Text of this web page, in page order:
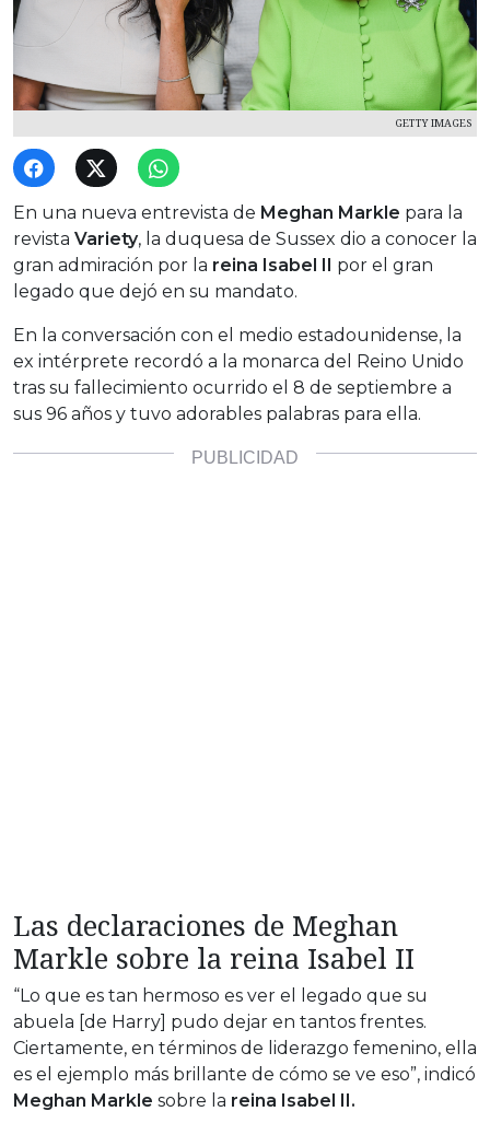
GETTY IMAGES
En una nueva entrevista de Meghan Markle para la
revista Variety, la duquesa de Sussex dio a conocer la
gran admiración por la reina Isabel II
por el gran
legado que dejó en su mandato.
En la conversación con el medio estadounidense, la
ex intérprete recordó a la monarca del Reino Unido
tras su fallecimiento ocurrido el 8 de septiembre a
sus 96 años y tuvo adorables palabras para ella.
Las declaraciones de Meghan
Markle sobre la reina Isabel II
“Lo que es tan hermoso es ver el legado que su
abuela [de Harry] pudo dejar en tantos frentes.
Ciertamente, en términos de liderazgo femenino, ella
es el ejemplo más brillante de cómo se ve eso”, indicó
Meghan Markle sobre la reina Isabel II.